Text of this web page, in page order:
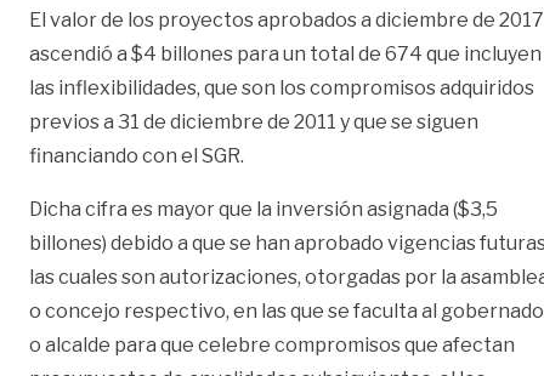
El valor de los proyectos aprobados a diciembre de
ascendió a $4 billones para un total de 674 que incluyen
las inflexibilidades, que son los compromisos adquiridos
previos a 31 de diciembre de 2011 y que se siguen
financiando con el SGR.
Dicha cifra es mayor que la inversión asignada ($3,5
billones) debido a que se han aprobado vigencias
las cuales son autorizaciones, otorgadas por la
o concejo respectivo, en las que se faculta al
o alcalde para que celebre compromisos que afectan